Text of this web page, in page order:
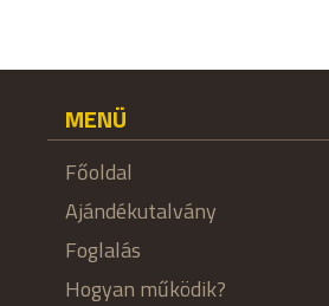
MENÜ
Főoldal
Ajándékutalvány
Foglalás
Hogyan működik?